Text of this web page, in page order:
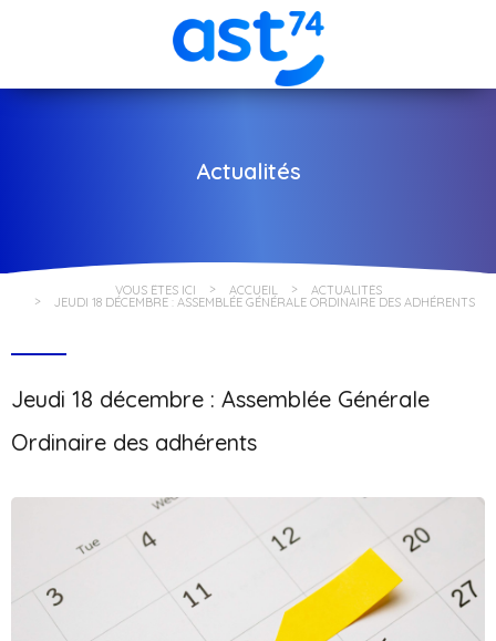
Actualités
VOUS ÊTES ICI ACCUEIL ACTUALITÉS
JEUDI 18 DÉCEMBRE : ASSEMBLÉE GÉNÉRALE ORDINAIRE DES ADHÉRENTS
Jeudi 18 décembre : Assemblée Générale
Ordinaire des adhérents